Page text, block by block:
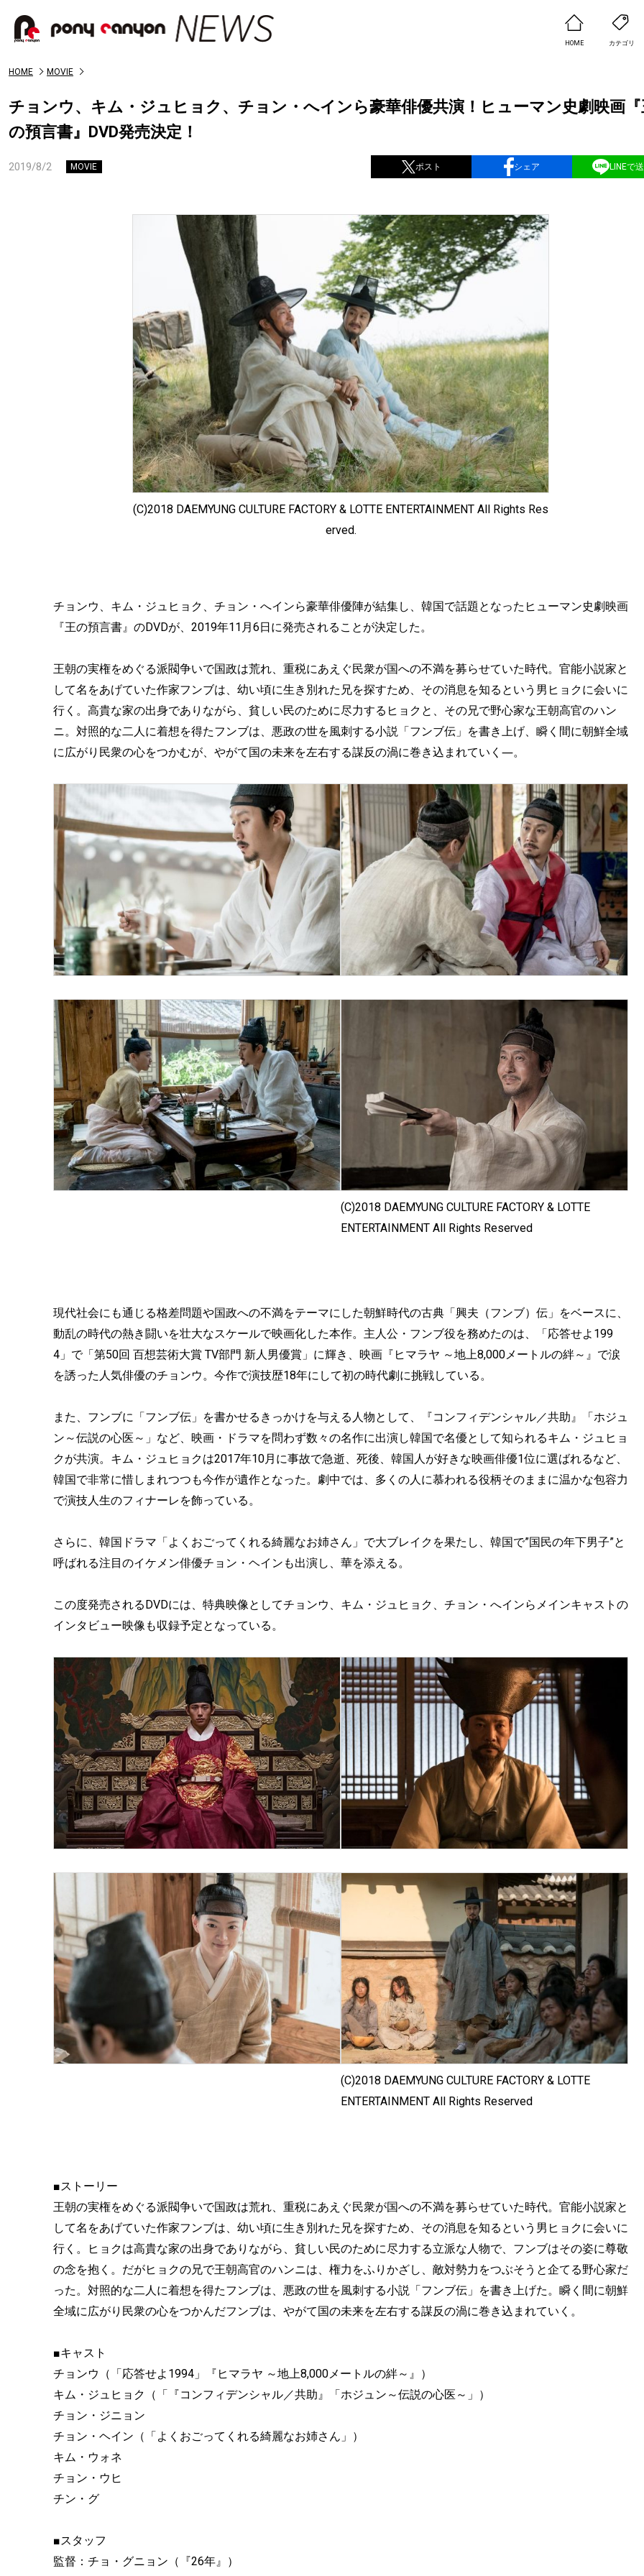
HOME カテゴリ
HOME MOVIE
チョンウ、キム・ジュヒョク、チョン・へインら豪華俳優共演！ヒューマン史劇映画
の預言書』DVD発売決定！
2019/8/2 MOVIE ポスト シェア LINEで
(C)2018 DAEMYUNG CULTURE FACTORY & LOTTE ENTERTAINMENT All Rights Res
erved.
チョンウ、キム・ジュヒョク、チョン・へインら豪華俳優陣が結集し、韓国で話題となったヒューマン史劇映画
『王の預言書』のDVDが、2019年11月6日に発売されることが決定した。
王朝の実権をめぐる派閥争いで国政は荒れ、重税にあえぐ民衆が国への不満を募らせていた時代。官能小説家と
して名をあげていた作家フンブは、幼い頃に生き別れた兄を探すため、その消息を知るという男ヒョクに会いに
行く。高貴な家の出身でありながら、貧しい民のために尽力するヒョクと、その兄で野心家な王朝高官のハン
ニ。対照的な二人に着想を得たフンブは、悪政の世を風刺する小説「フンブ伝」を書き上げ、瞬く間に朝鮮全域
に広がり民衆の心をつかむが、やがて国の未来を左右する謀反の渦に巻き込まれていく―。
(C)2018 DAEMYUNG CULTURE FACTORY & LOTTE
ENTERTAINMENT All Rights Reserved
現代社会にも通じる格差問題や国政への不満をテーマにした朝鮮時代の古典「興夫（フンブ）伝」をベースに、
動乱の時代の熱き闘いを壮大なスケールで映画化した本作。主人公・フンブ役を務めたのは、「応答せよ199
4」で「第50回 百想芸術大賞 TV部門 新人男優賞」に輝き、映画『ヒマラヤ ～地上8,000メートルの絆～』で涙
を誘った人気俳優のチョンウ。今作で演技歴18年にして初の時代劇に挑戦している。
また、フンブに「フンブ伝」を書かせるきっかけを与える人物として、『コンフィデンシャル／共助』「ホジュ
ン～伝説の心医～」など、映画・ドラマを問わず数々の名作に出演し韓国で名優として知られるキム・ジュヒョ
クが共演。キム・ジュヒョクは2017年10月に事故で急逝、死後、韓国人が好きな映画俳優1位に選ばれるなど、
韓国で非常に惜しまれつつも今作が遺作となった。劇中では、多くの人に慕われる役柄そのままに温かな包容力
で演技人生のフィナーレを飾っている。
さらに、韓国ドラマ「よくおごってくれる綺麗なお姉さん」で大ブレイクを果たし、韓国で”国民の年下男子”と
呼ばれる注目のイケメン俳優チョン・ヘインも出演し、華を添える。
この度発売されるDVDには、特典映像としてチョンウ、キム・ジュヒョク、チョン・へインらメインキャストの
インタビュー映像も収録予定となっている。
(C)2018 DAEMYUNG CULTURE FACTORY & LOTTE
ENTERTAINMENT All Rights Reserved
■ストーリー
王朝の実権をめぐる派閥争いで国政は荒れ、重税にあえぐ民衆が国への不満を募らせていた時代。官能小説家と
して名をあげていた作家フンブは、幼い頃に生き別れた兄を探すため、その消息を知るという男ヒョクに会いに
行く。ヒョクは高貴な家の出身でありながら、貧しい民のために尽力する立派な人物で、フンブはその姿に尊敬
の念を抱く。だがヒョクの兄で王朝高官のハンニは、権力をふりかざし、敵対勢力をつぶそうと企てる野心家だ
った。対照的な二人に着想を得たフンブは、悪政の世を風刺する小説「フンブ伝」を書き上げた。瞬く間に朝鮮
全域に広がり民衆の心をつかんだフンブは、やがて国の未来を左右する謀反の渦に巻き込まれていく。
■キャスト
チョンウ（「応答せよ1994」『ヒマラヤ ～地上8,000メートルの絆～』）
キム・ジュヒョク（「『コンフィデンシャル／共助』「ホジュン～伝説の心医～」）
チョン・ジニョン
チョン・ヘイン（「よくおごってくれる綺麗なお姉さん」）
キム・ウォネ
チョン・ウヒ
チン・グ
■スタッフ
監督：チョ・グニョン（『26年』）